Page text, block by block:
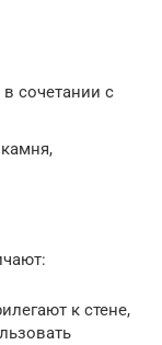
сочетании с
к стене,